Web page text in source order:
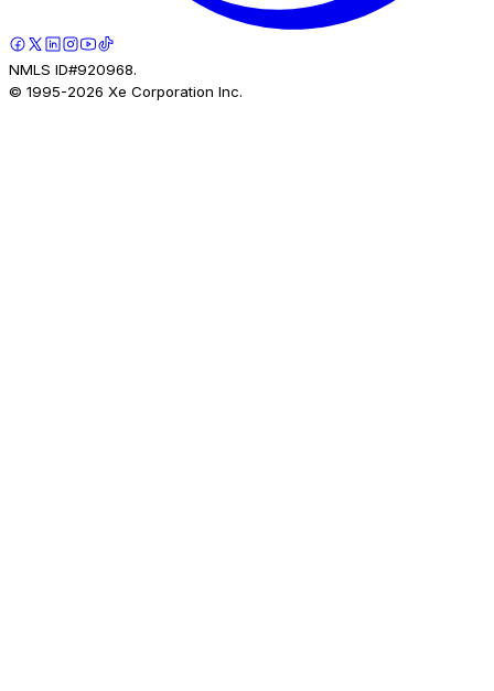
NMLS ID#920968.
© 1995-2026 Xe Corporation Inc.